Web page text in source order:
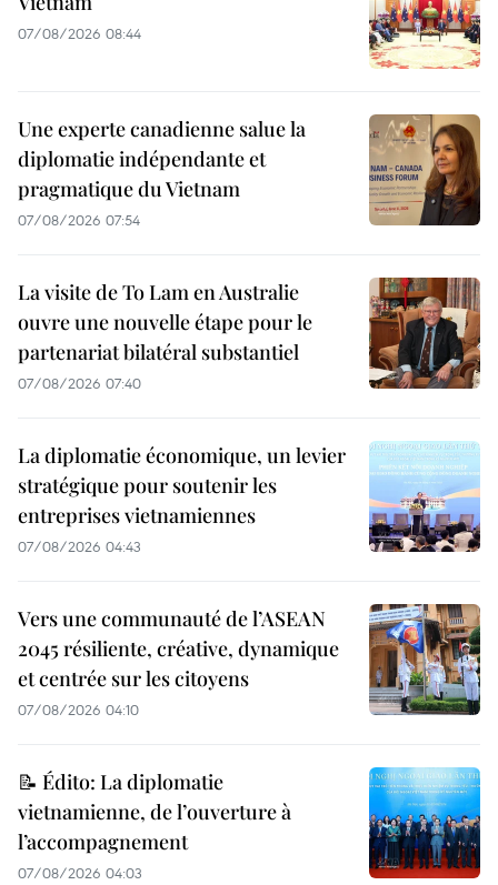
07/08/2026 08:44
Une experte canadienne salue la
diplomatie indépendante et
pragmatique du Vietnam
07/08/2026 07:54
La visite de To Lam en Australie
ouvre une nouvelle étape pour le
partenariat bilatéral substantiel
07/08/2026 07:40
La diplomatie économique, un levier
stratégique pour soutenir les
entreprises vietnamiennes
07/08/2026 04:43
Vers une communauté de l’ASEAN
2045 résiliente, créative, dynamique
et centrée sur les citoyens
07/08/2026 04:10
📝 Édito: La diplomatie
vietnamienne, de l’ouverture à
l’accompagnement
07/08/2026 04:03